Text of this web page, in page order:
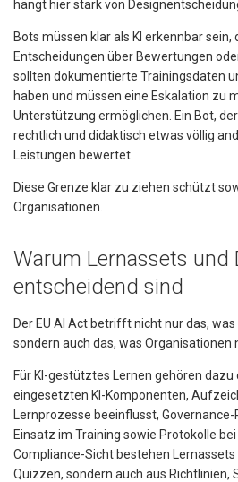
hängt hier stark von
Bots müssen klar als KI erkennbar
Entscheidungen über Bewertungen
sollten dokumentierte Trainingsdaten
haben und müssen eine Eskalation zu
Unterstützung ermöglichen. Ein Bot,
rechtlich und didaktisch etwas völlig
Leistungen bewertet.
Diese Grenze klar zu ziehen schützt
Organisationen.
Warum Lernassets und
entscheidend sind
Der EU AI Act betrifft nicht nur das,
sondern auch das, was Organisationen
Für KI-gestütztes Lernen gehören
eingesetzten KI-Komponenten,
Lernprozesse beeinflusst,
Einsatz im Training sowie Protokolle
Compliance-Sicht bestehen Lernassets
Quizzen, sondern auch aus Richtlinien,